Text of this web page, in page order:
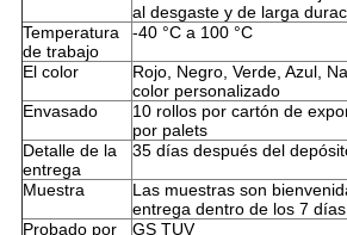
al desgaste y de larga
Temperatura
de trabajo
-40 °C a 100 °C
El color
Rojo, Negro, Verde, Azul,
color personalizado
Envasado
10 rollos por cartón de
por palets
Detalle de la
entrega
35 días después del
Muestra
Las muestras son
entrega dentro de los 7 días
Probado por
GS TUV